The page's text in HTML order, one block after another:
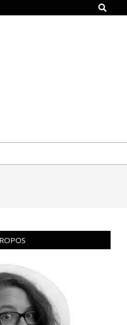
Search